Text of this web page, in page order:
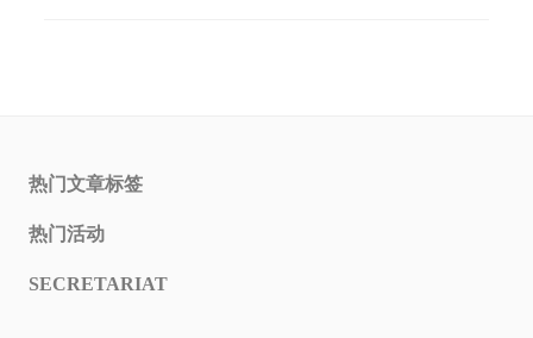
热门文章标签
热门活动
SECRETARIAT